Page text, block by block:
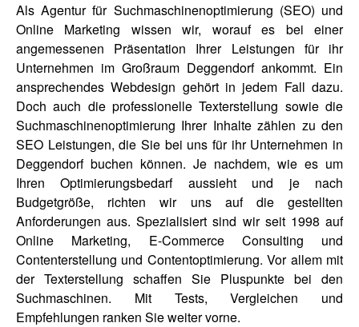
AlsAgentur für Suchmaschinenoptimierung (SEO) und
Online Marketing wissen wir, worauf es bei einer
angemessenen Präsentation Ihrer Leistungen für ihr
Unternehmen im Großraum Deggendorf ankommt. Ein
ansprechendes Webdesign gehört in jedem Fall dazu.
Doch auch die professionelle Texterstellung sowie die
Suchmaschinenoptimierung Ihrer Inhalte zählen zu den
SEO Leistungen, die Sie bei uns für ihr Unternehmen in
Deggendorf buchen können. Je nachdem, wie es um
Ihren Optimierungsbedarf aussieht und je nach
Budgetgröße, richten wir uns auf die gestellten
Anforderungen aus. Spezialisiert sind wir seit 1998 auf
Online Marketing, E-Commerce Consulting und
Contenterstellung und Contentoptimierung. Vor allem mit
der Texterstellung schaffen Sie Pluspunkte bei den
Suchmaschinen. Mit Tests, Vergleichen und
Empfehlungen ranken Sie weiter vorne.